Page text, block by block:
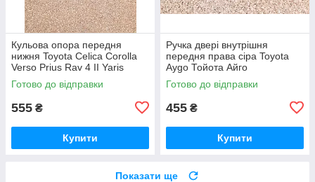
Кульова опора передня
нижня Toyota Celica Corolla
Verso Prius Rav 4 II Yaris
Тойота Яріс Ярис Селіція
Селиция Корола Верзо Пріус
Готово до відправки
555 ₴
Купити
Ручка двері внутрішня
передня права сіра Toyota
Aygo Тойота Айго
Готово до відправки
455 ₴
Купити
Показати ще